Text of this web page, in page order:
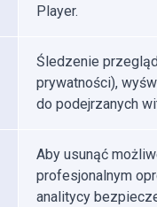
Player.
Śledzenie
prywatności),
do podejrzanych
Aby usunąć
profesjonalnym
analitycy